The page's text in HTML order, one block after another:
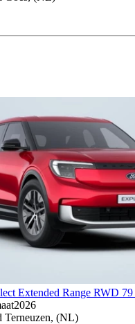
Extended Range RWD
2026
Terneuzen, (NL)